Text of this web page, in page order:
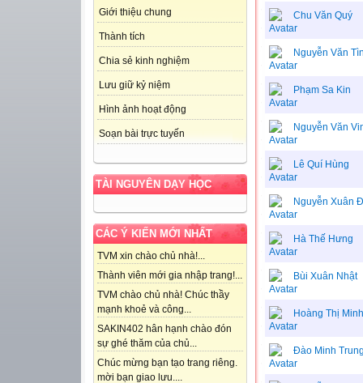
Giới thiệu chung
Thành tích
Chia sẻ kinh nghiệm
Lưu giữ kỷ niệm
Hình ảnh hoạt động
Soạn bài trực tuyến
TÀI NGUYÊN DẠY HỌC
CÁC Ý KIẾN MỚI NHẤT
TVM xin chào chủ nhà!...
Thành viên mới gia nhập trang!...
TVM chào chủ nhà! Chúc thầy
mạnh khoẻ và công...
SAKIN402 hân hạnh chào đón
sự ghé thăm của chủ...
Chúc mừng bạn tạo trang riêng.
mời bạn giao lưu....
Chu Văn Quý
Nguyễn Văn
Phạm Sa Kin
Nguyễn Văn
Lê Quí Hùng
Nguyễn Xuân
Hà Thế Hưng
Bùi Xuân Nhật
Hoàng Thị
Đào Minh